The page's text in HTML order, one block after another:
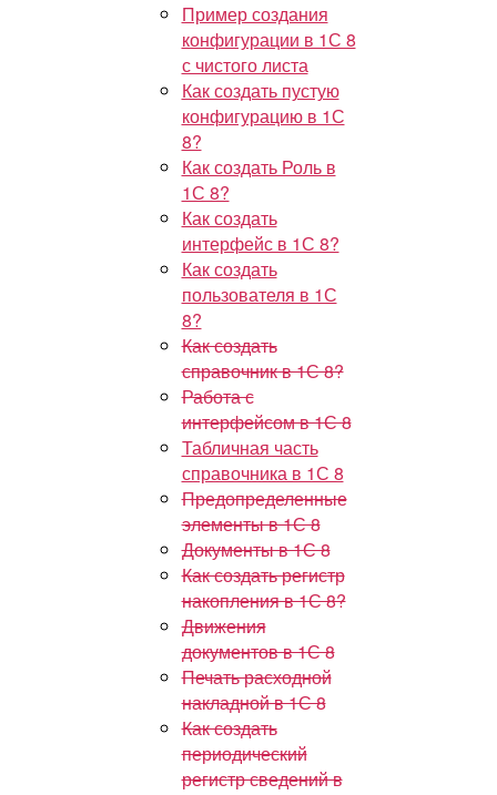
Пример создания
конфигурации в 1С 8
с чистого листа
Как создать пустую
конфигурацию в 1С
8?
Как создать Роль в
1С 8?
Как создать
интерфейс в 1С 8?
Как создать
пользователя в 1С
8?
Как создать
справочник в 1С 8?
Работа с
интерфейсом в 1С 8
Табличная часть
справочника в 1С 8
Предопределенные
элементы в 1С 8
Документы в 1С 8
Как создать регистр
накопления в 1С 8?
Движения
документов в 1С 8
Печать расходной
накладной в 1С 8
Как создать
периодический
регистр сведений в